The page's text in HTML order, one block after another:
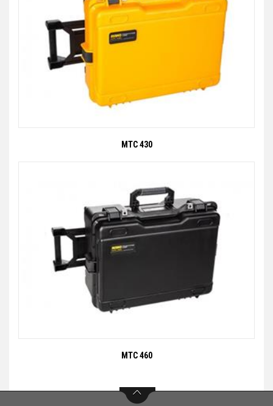
MTC 430
MTC 460